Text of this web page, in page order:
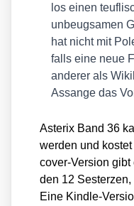
los einen
unbeug­sa­men
hat nicht mit
falls eine neue
ande­rer als
Assan­ge das
Aste­rix Band 36
wer­den und
co­ver-Ver­si­on
den 12
Eine Kind­le-